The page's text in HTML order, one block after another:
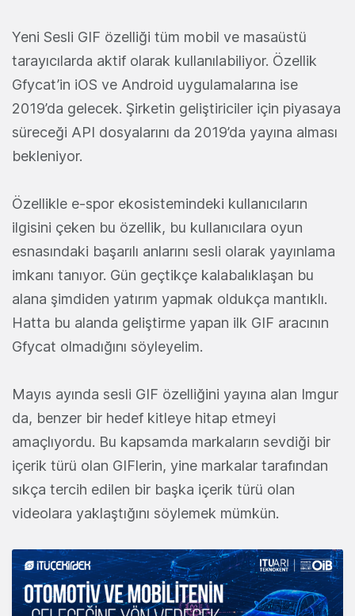
Yeni Sesli GIF özelliği tüm mobil ve masaüstü
tarayıcılarda aktif olarak kullanılabiliyor. Özellik
Gfycat’in iOS ve Android uygulamalarına ise
2019’da gelecek. Şirketin geliştiriciler için piyasaya
süreceği API dosyalarını da 2019’da yayına alması
bekleniyor.
Özellikle e-spor ekosistemindeki kullanıcıların
ilgisini çeken bu özellik, bu kullanıcılara oyun
esnasındaki başarılı anlarını sesli olarak yayınlama
imkanı tanıyor. Gün geçtikçe kalabalıklaşan bu
alana şimdiden yatırım yapmak oldukça mantıklı.
Hatta bu alanda geliştirme yapan ilk GIF aracının
Gfycat olmadığını söyleyelim.
Mayıs ayında sesli GIF özelliğini yayına alan Imgur
da, benzer bir hedef kitleye hitap etmeyi
amaçlıyordu. Bu kapsamda markaların sevdiği bir
içerik türü olan GIFlerin, yine markalar tarafından
sıkça tercih edilen bir başka içerik türü olan
videolara yaklaştığını söylemek mümkün.